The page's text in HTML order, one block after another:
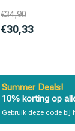
€34,90
€30,33
Summer Deals!
10% korting op
Gebruik deze code bij